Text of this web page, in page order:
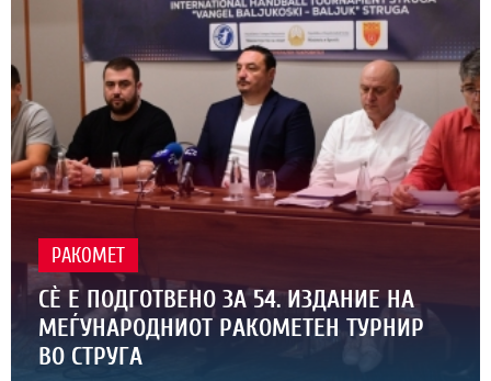
РАКОМЕТ
СЀ Е ПОДГОТВЕНО ЗА 54. ИЗДАНИЕ НА
МЕЃУНАРОДНИОТ РАКОМЕТЕН ТУРНИР
ВО СТРУГА